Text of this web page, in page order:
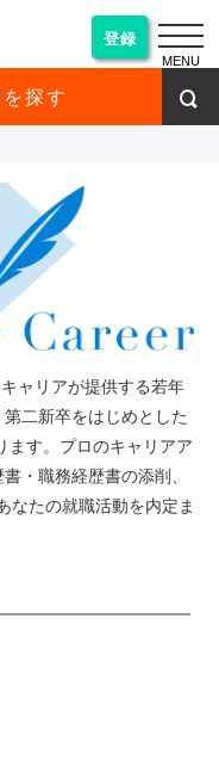
登録
探す
ャリアが提供する若年
二新卒をはじめとした
ます。プロのキャリアア
・職務経歴書の添削、
なたの就職活動を内定ま
MENU